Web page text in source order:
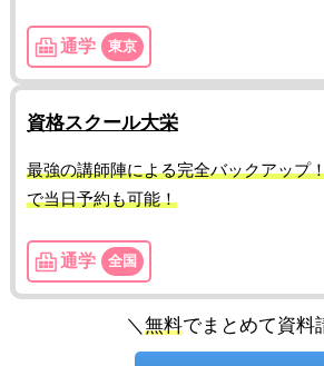
通学 東京
資格スクール大栄
最強の講師陣による完全バックアップ
で当日予約も可能！
通学 全国
＼無料でまとめて資料